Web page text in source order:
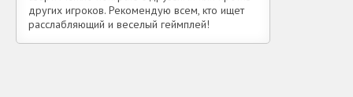
других игроков. Рекомендую всем, кто ищет
расслабляющий и веселый геймплей!